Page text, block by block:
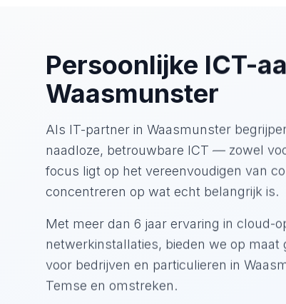
Persoonlijke ICT-
Waasmunster
Als IT-partner in Waasmunster
naadloze, betrouwbare ICT — zowel
focus ligt op het vereenvoudigen van
concentreren op wat echt belangrijk is.
Met meer dan 6 jaar ervaring in cloud-
netwerkinstallaties, bieden we op maat
voor bedrijven en particulieren in
Temse en omstreken.